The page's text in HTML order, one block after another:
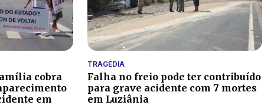
cobra
em
TRAGÉDIA
Falha no freio pode ter contribuído
para grave acidente com 7 mortes
em Luziânia